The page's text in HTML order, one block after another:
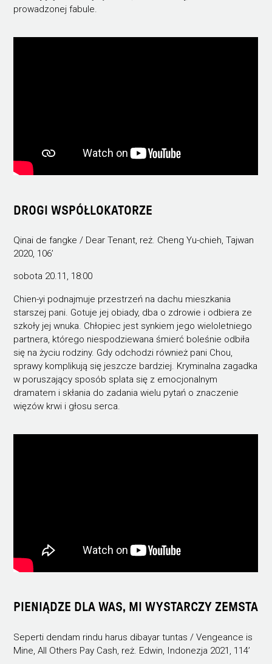
prowadzonej fabule.
DROGI WSPÓŁLOKATORZE
Qinai de fangke / Dear Tenant, reż. Cheng Yu-chieh, Tajwan
2020, 106’
sobota 20.11, 18:00
Chien-yi podnajmuje przestrzeń na dachu mieszkania
starszej pani. Gotuje jej obiady, dba o zdrowie i odbiera ze
szkoły jej wnuka. Chłopiec jest synkiem jego wieloletniego
partnera, którego niespodziewana śmierć boleśnie odbiła
się na życiu rodziny. Gdy odchodzi również pani Chou,
sprawy komplikują się jeszcze bardziej. Kryminalna zagadka
w poruszający sposób splata się z emocjonalnym
dramatem i skłania do zadania wielu pytań o znaczenie
więzów krwi i głosu serca.
PIENIĄDZE DLA WAS, MI WYSTARCZY ZEMSTA
Seperti dendam rindu harus dibayar tuntas / Vengeance is
Mine, All Others Pay Cash, reż. Edwin, Indonezja 2021, 114’